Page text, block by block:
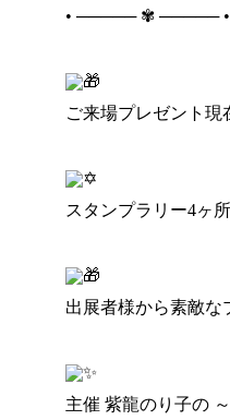
• ───── ✾ ───── •
ご来場プレゼント現
スタンプラリー4ヶ
出展者様から素敵な
主催 紫龍のり子の